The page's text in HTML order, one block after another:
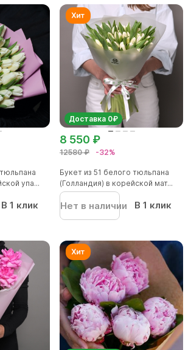
упа...
В 1 клик
Доставка 0₽
12580 ₽ -32%
8 550 ₽
Букет из 51 белого тюльпана
(Голландия) в корейской мат...
Нет в наличии В 1 клик